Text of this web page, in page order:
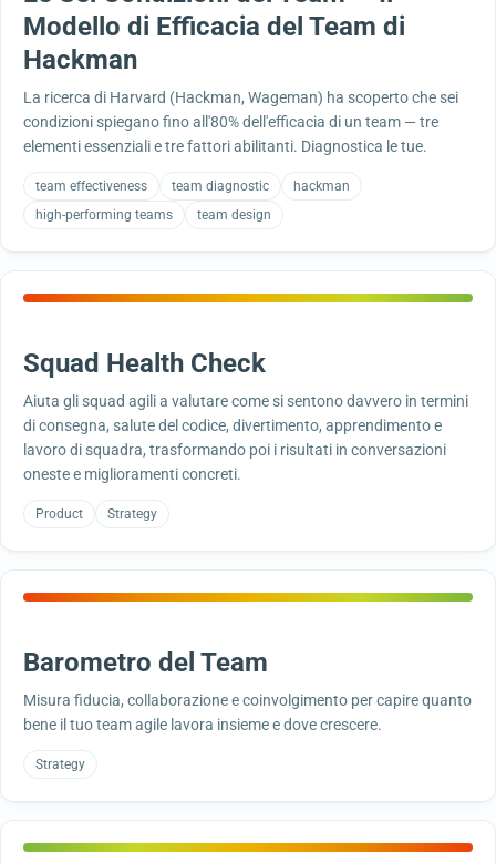
Modello di Efficacia del Team di
Hackman
La ricerca di Harvard (Hackman, Wageman) ha scoperto che sei
condizioni spiegano fino all'80% dell'efficacia di un team — tre
elementi essenziali e tre fattori abilitanti. Diagnostica le tue.
team effectiveness team diagnostic
hackman
high-performing teams
team design
Squad Health Check
Aiuta gli squad agili a valutare come si sentono davvero in termini
di consegna, salute del codice, divertimento, apprendimento e
lavoro di squadra, trasformando poi i risultati in conversazioni
oneste e miglioramenti concreti.
Product Strategy
Barometro del Team
Misura fiducia, collaborazione e coinvolgimento per capire quanto
bene il tuo team agile lavora insieme e dove crescere.
Strategy